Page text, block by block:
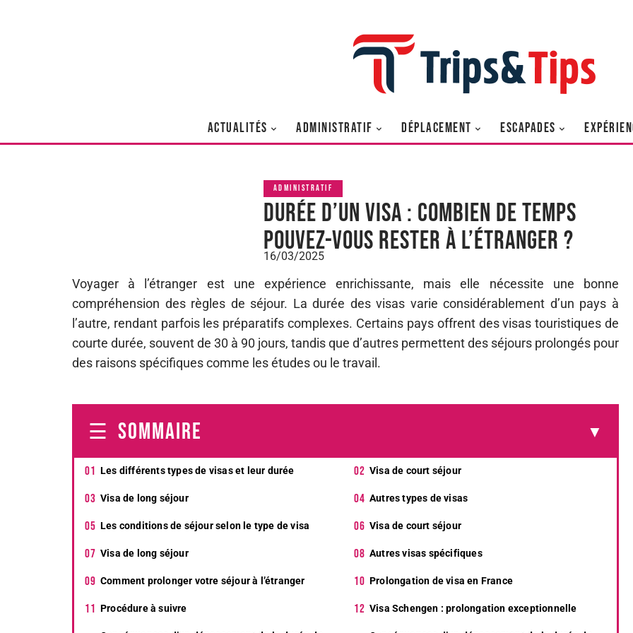
ACTUALITÉS ADMINISTRATIF DÉPLACEMENT ESCAPADES
ADMINISTRATIF
Durée d’un visa : combien de temps
pouvez-vous rester à l’étranger ?
16/03/2025
Voyager à l’étranger est une expérience enrichissante, mais elle nécessite une bonne
compréhension des règles de séjour. La durée des visas varie considérablement d’un pays à
l’autre, rendant parfois les préparatifs complexes. Certains pays offrent des visas touristiques de
courte durée, souvent de 30 à 90 jours, tandis que d’autres permettent des séjours prolongés pour
des raisons spécifiques comme les études ou le travail.
SOMMAIRE
Les différents types de visas et leur durée Visa de court séjour
Visa de long séjour Autres types de visas
Les conditions de séjour selon le type de visa Visa de court séjour
Visa de long séjour Autres visas spécifiques
Comment prolonger votre séjour à l’étranger Prolongation de visa en France
Procédure à suivre Visa Schengen : prolongation exceptionnelle